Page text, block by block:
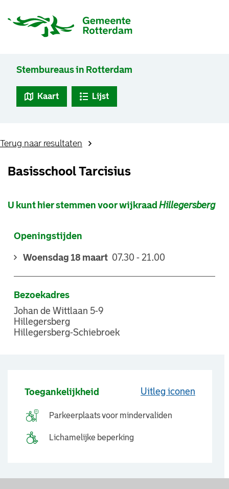
Stembureaus in Rotterdam
Kaart Lijst
Terug naar resultaten
Basisschool Tarcisius
U kunt hier stemmen voor wijkraad Hillegersberg
Openingstijden
Woensdag 18 maart 07.30 - 21.00
Bezoekadres
Johan de Wittlaan 5-9
Hillegersberg
Hillegersberg-Schiebroek
Toegankelijkheid Uitleg iconen
Parkeerplaats voor mindervaliden
Lichamelijke beperking